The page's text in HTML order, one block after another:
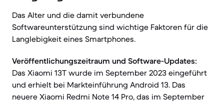
Das Alter und die damit verbundene
Softwareunterstützung sind wichtige Faktoren für die
Langlebigkeit eines Smartphones.
Veröffentlichungszeitraum und Software-Updates:
Das Xiaomi 13T wurde im September 2023 eingeführt
und erhielt bei Markteinführung Android 13. Das
neuere Xiaomi Redmi Note 14 Pro, das im September